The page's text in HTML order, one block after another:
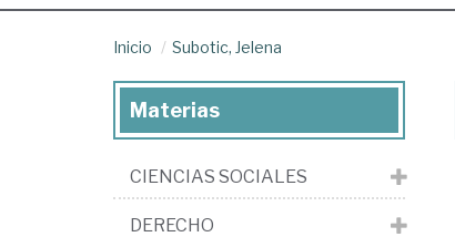
Inicio Subotic, Jelena
Materias
CIENCIAS SOCIALES
DERECHO